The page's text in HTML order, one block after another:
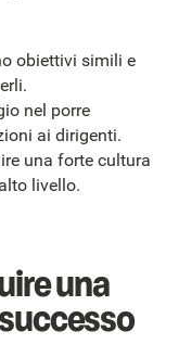
obiettivi simili e
nel porre
ai dirigenti.
una forte cultura
livello.
una